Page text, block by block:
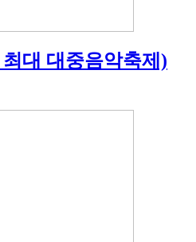
대 대중음악축제)